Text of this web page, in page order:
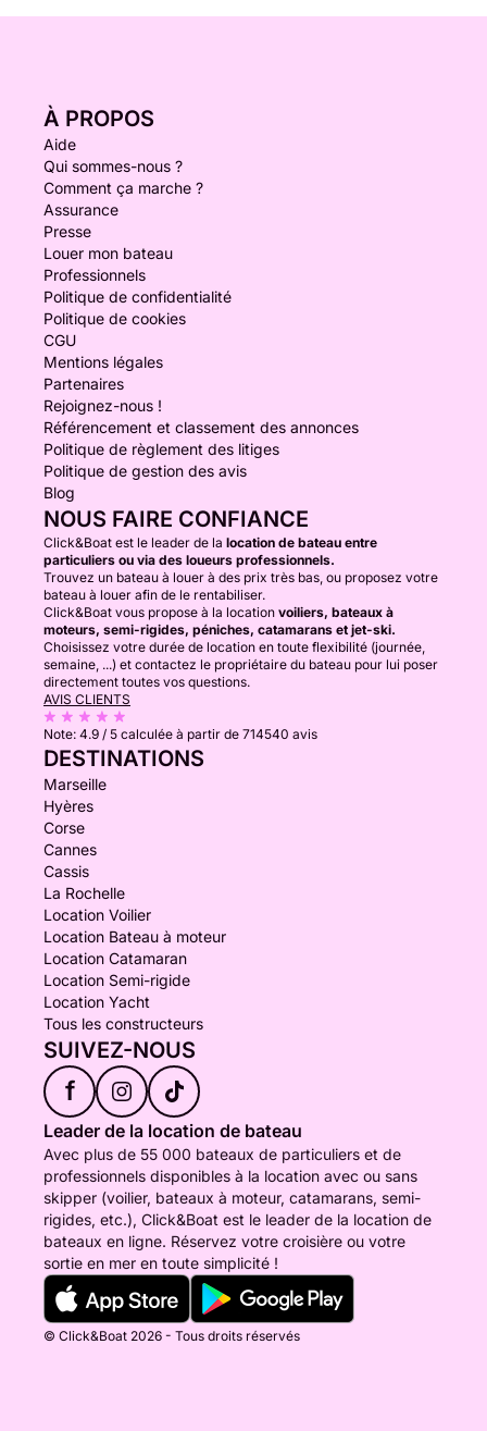
À PROPOS
Aide
Qui sommes-nous ?
Comment ça marche ?
Assurance
Presse
Louer mon bateau
Professionnels
Politique de confidentialité
Politique de cookies
CGU
Mentions légales
Partenaires
Rejoignez-nous !
Référencement et classement des annonces
Politique de règlement des litiges
Politique de gestion des avis
Blog
NOUS FAIRE CONFIANCE
Click&Boat est le leader de la location de bateau entre
particuliers ou via des loueurs professionnels.
Trouvez un bateau à louer à des prix très bas, ou proposez votre
bateau à louer afin de le rentabiliser.
Click&Boat vous propose à la location voiliers, bateaux à
moteurs, semi-rigides, péniches, catamarans et jet-ski.
Choisissez votre durée de location en toute flexibilité (journée,
semaine, ...) et contactez le propriétaire du bateau pour lui poser
directement toutes vos questions.
AVIS CLIENTS
Note: 4.9 / 5 calculée à partir de 714540 avis
DESTINATIONS
Marseille
Hyères
Corse
Cannes
Cassis
La Rochelle
Location Voilier
Location Bateau à moteur
Location Catamaran
Location Semi-rigide
Location Yacht
Tous les constructeurs
SUIVEZ-NOUS
f
Leader de la location de bateau
Avec plus de 55 000 bateaux de particuliers et de
professionnels disponibles à la location avec ou sans
skipper (voilier, bateaux à moteur, catamarans, semi-
rigides, etc.), Click&Boat est le leader de la location de
bateaux en ligne. Réservez votre croisière ou votre
sortie en mer en toute simplicité !
© Click&Boat 2026 - Tous droits réservés